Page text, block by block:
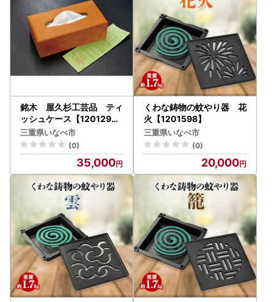
銘木 屋久杉工芸品 ティ
ッシュケース【1201294
】
三重県いなべ市
(0)
35,000
くわな鋳物の蚊やり器 花
火【1201598】
三重県いなべ市
(0)
20,000